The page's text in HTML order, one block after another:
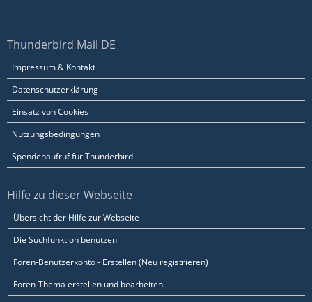
Thunderbird Mail DE
Impressum & Kontakt
Datenschutzerklärung
Einsatz von Cookies
Nutzungsbedingungen
Spendenaufruf für Thunderbird
Hilfe zu dieser Webseite
Übersicht der Hilfe zur Webseite
Die Suchfunktion benutzen
Foren-Benutzerkonto - Erstellen (Neu registrieren)
Foren-Thema erstellen und bearbeiten